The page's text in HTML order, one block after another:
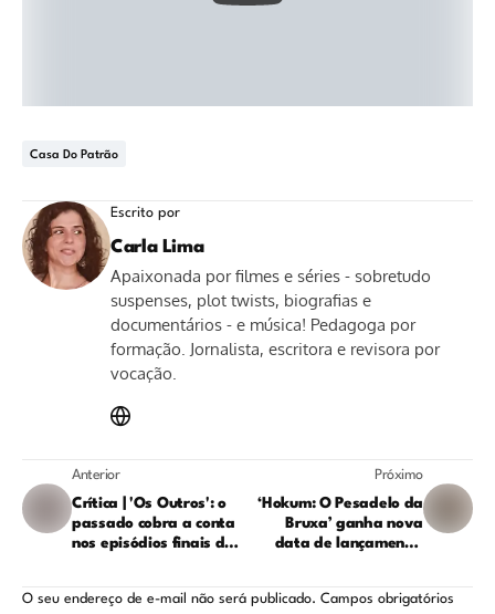
Casa Do Patrão
Escrito por
Carla Lima
Apaixonada por filmes e séries - sobretudo
suspenses, plot twists, biografias e
documentários - e música! Pedagoga por
formação. Jornalista, escritora e revisora por
vocação.
Anterior
Crítica | 'Os Outros': o
passado cobra a conta
nos episódios finais da
Próximo
‘Hokum: O Pesadelo da
Bruxa’ ganha nova
data de lançamento;
O seu endereço de e-mail não será publicado. Campos obrigatórios